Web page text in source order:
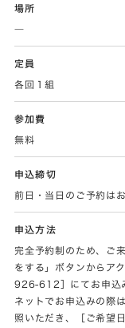
場所
―
定員
各回１組
参加費
無料
申込締切
前日・当日のご予約は
申込方法
完全予約制のため、ご
をする」ボタンからア
926-612］にてお申込
ネットでお申込みの際
照いただき、［ご希望